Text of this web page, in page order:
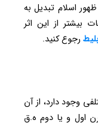
اسلام تبدیل به
بیشتر از این اثر
رجوع کنید.
وجود دارد، از آن
اول و یا دوم ه.ق